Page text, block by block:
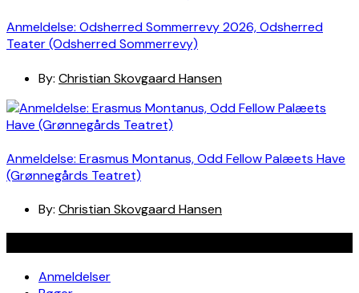
Anmeldelse: Odsherred Sommerrevy 2026, Odsherred
Teater (Odsherred Sommerrevy)
By: Christian Skovgaard Hansen
Anmeldelse: Erasmus Montanus, Odd Fellow Palæets Have
(Grønnegårds Teatret)
By: Christian Skovgaard Hansen
Anmeldelser